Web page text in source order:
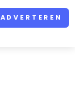
ADVERTEREN